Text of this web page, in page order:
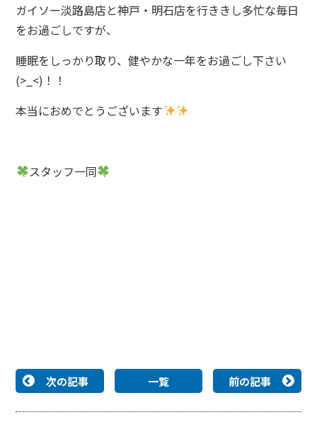
ガイソー淡路島店と神戸・明石店を行ききし多忙な毎日
をお過ごしですが、
睡眠をしっかり取り、健やかな一年をお過ごし下さい
(>_<)！！
本当におめでとうございます
スタッフ一同
次の記事 一覧 前の記事